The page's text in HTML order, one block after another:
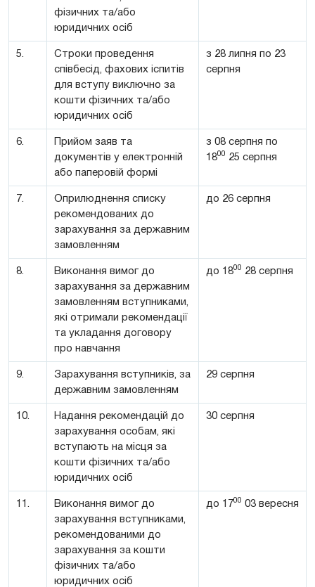
фізичних та/або
юридичних осіб
5.
Строки проведення
співбесід, фахових іспитів
для вступу виключно за
кошти фізичних та/або
юридичних осіб
з 28 липня по 23
серпня
6.
Прийом заяв та
документів у електронній
або паперовій формі
з 08 серпня по
1800 25 серпня
7.
Оприлюднення списку
рекомендованих до
зарахування за державним
замовленням
до 26 серпня
8.
Виконання вимог до
зарахування за державним
замовленням вступниками,
які отримали рекомендації
та укладання договору
про навчання
до 1800 28 серпня
9.
Зарахування вступників, за
державним замовленням
29 серпня
10.
Надання рекомендацій до
зарахування особам, які
вступають на місця за
кошти фізичних та/або
юридичних осіб
30 серпня
11.
Виконання вимог до
зарахування вступниками,
рекомендованими до
зарахування за кошти
фізичних та/або
юридичних осіб
до 1700 03 вересня